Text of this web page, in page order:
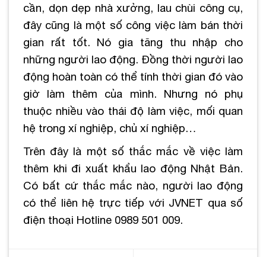
cần, dọn dẹp nhà xưởng, lau chùi công cụ,
đây cũng là một số công việc làm bán thời
gian rất tốt. Nó gia tăng thu nhập cho
những người lao động. Đồng thời người lao
động hoàn toàn có thể tính thời gian đó vào
giờ làm thêm của mình. Nhưng nó phụ
thuộc nhiều vào thái độ làm việc, mối quan
hệ trong xí nghiệp, chủ xí nghiệp…
Trên đây là một số thắc mắc về việc làm
thêm khi đi xuất khẩu lao động Nhật Bản.
Có bất cứ thắc mắc nào, người lao động
có thể liên hệ trực tiếp với JVNET qua số
điện thoại Hotline 0989 501 009.